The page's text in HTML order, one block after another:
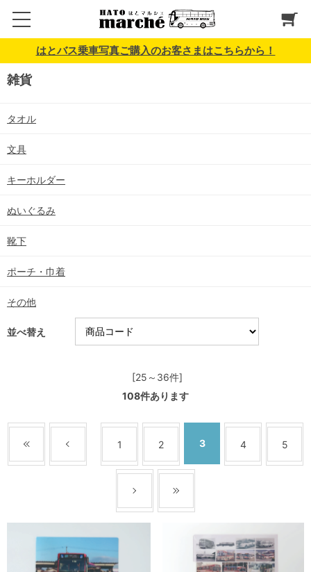
はとバス乗車写真ご購入のお客さまはこちらから！
雑貨
タオル
文具
キーホルダー
ぬいぐるみ
靴下
ポーチ・巾着
その他
並べ替え
[25～36件]
108件あります
1 2 3 4 5